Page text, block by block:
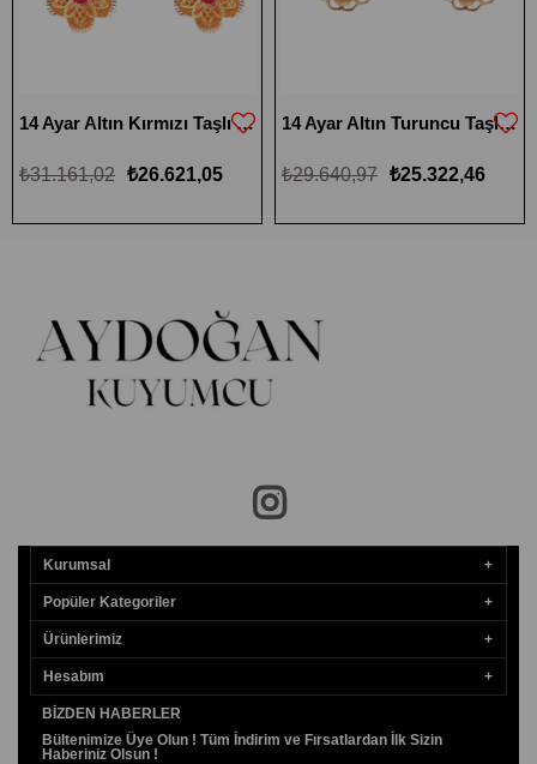
14 Ayar Altın Kırmızı Taşlı Gül Küpe
₺26.621,05
₺31.161,02
14 Ayar Altın Turuncu Taşlı Gül Küpe
₺25.322,46
₺29.640,97
Kurumsal
Popüler Kategoriler
Ürünlerimiz
Hesabım
BIZDEN HABERLER
Bültenimize Üye Olun ! Tüm İndirim ve Fırsatlardan İlk Sizin
Haberiniz Olsun !